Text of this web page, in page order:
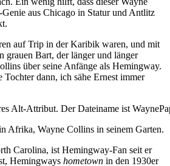
aus Chicago in Statur und Antlitz
auf Trip in der Karibik waren, und mit
grauen Bart, der länger und länger
über seine Anfänge als Hemingway.
Tochter dann, ich sähe Ernest immer
Afrika, Wayne Collins in seinem Garten.
Carolina, ist Hemingway-Fan seit er
Hemingways hometown in den 1930er